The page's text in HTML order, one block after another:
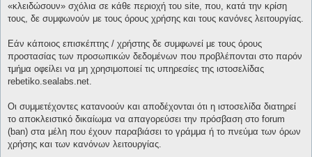
«κλειδώσουν» σχόλια σε κάθε περιοχή του site, που, κατά την κρίση
τους, δε συμφωνούν με τους όρους χρήσης και τους κανόνες λειτουργίας.
Εάν κάποιος επισκέπτης / χρήστης δε συμφωνεί με τους όρους
προστασίας των προσωπικών δεδομένων που προβλέπονται στο παρόν
τμήμα οφείλει να μη χρησιμοποιεί τις υπηρεσίες της ιστοσελίδας
rebetiko.sealabs.net.
Οι συμμετέχοντες κατανοούν και αποδέχονται ότι η ιστοσελίδα διατηρεί
το αποκλειστικό δικαίωμα να απαγορεύσει την πρόσβαση στο forum
(ban) στα μέλη που έχουν παραβιάσει το γράμμα ή το πνεύμα των όρων
χρήσης και των κανόνων λειτουργίας.